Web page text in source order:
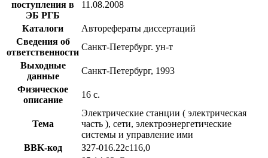
поступления в
ЭБ РГБ
11.08.2008
Каталоги
Авторефераты диссертаций
Сведения об
ответственности
Санкт-Петербург. ун-т
Выходные
данные
Санкт-Петербург, 1993
Физическое
описание
16 с.
Тема
Электрические станции ( электрическая
часть ), сети, электроэнергетические
системы и управление ими
BBK-код
З27-016.22с116,0